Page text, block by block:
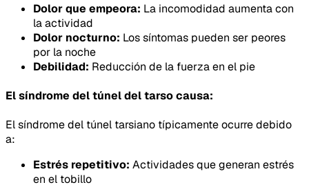
Dolor que empeora: La incomodidad aumenta con
la actividad
Dolor nocturno: Los síntomas pueden ser peores
por la noche
Debilidad: Reducción de la fuerza en el pie
El síndrome del túnel del tarso causa:
El síndrome del túnel tarsiano típicamente ocurre debido
a:
Estrés repetitivo: Actividades que generan estrés
en el tobillo